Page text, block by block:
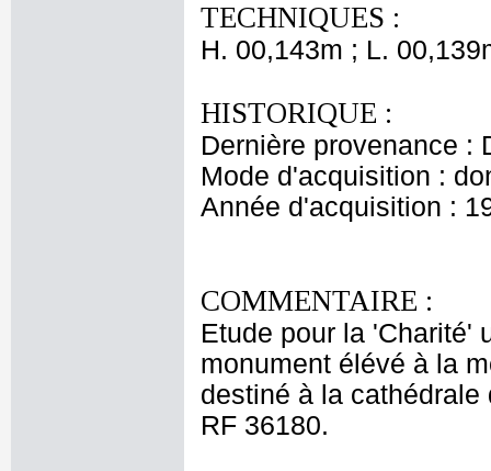
TECHNIQUES :
H. 00,143m ; L.
HISTORIQUE :
Dernière provenance :
Mode d'acquisition :
Année d'acquisition :
COMMENTAIRE :
Etude pour la 'Charité'
monument élévé à la
destiné à la
RF 36180.